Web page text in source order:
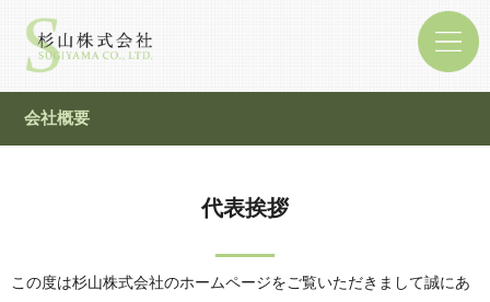
会社概要
代表挨拶
この度は杉山株式会社のホームページをご覧いただきまして誠にあ